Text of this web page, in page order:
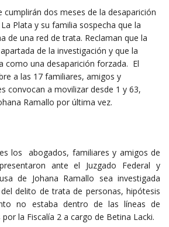
cumplirán dos meses de la desaparición
Plata y su familia sospecha que la
de una red de trata. Reclaman que la
de la investigación y que la
como una desaparición forzada. El
a las 17 familiares, amigos y
convocan a movilizar desde 1 y 63,
Ramallo por última vez.
los abogados, familiares y amigos de
ante el Juzgado Federal y
de Johana Ramallo sea investigada
delito de trata de personas, hipótesis
no estaba dentro de las líneas de
la Fiscalía 2 a cargo de Betina Lacki.